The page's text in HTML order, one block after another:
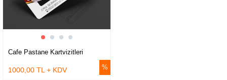
Cafe Pastane Kartvizitleri
1000,00 TL + KDV